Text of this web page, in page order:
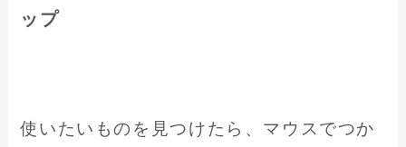
ップ
使いたいものを見つけたら、マウスでつか